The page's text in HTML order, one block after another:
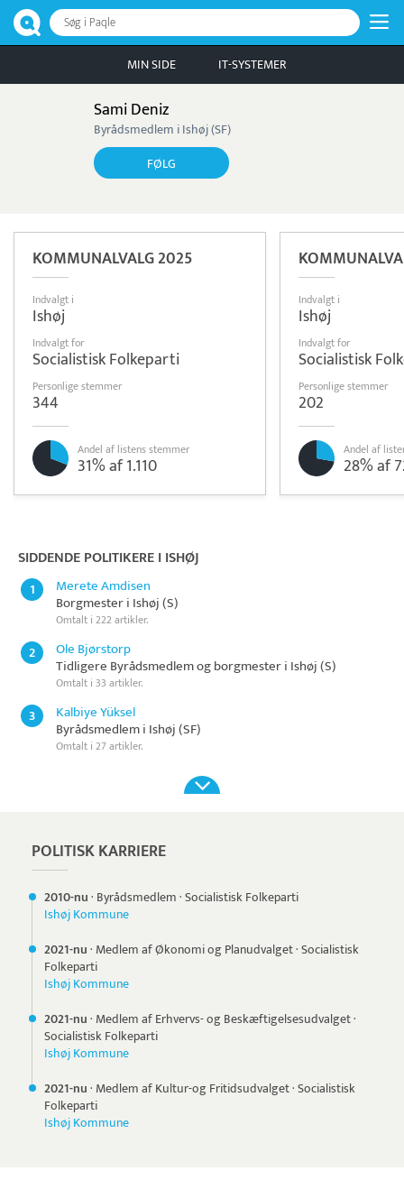
Søg i Paqle
MIN SIDE IT-SYSTEMER
Sami Deniz
Byrådsmedlem i Ishøj (SF)
FØLG
KOMMUNALVALG 2025
Indvalgt i
Ishøj
Indvalgt for
Socialistisk Folkeparti
Personlige stemmer
344
Andel af listens stemmer
31% af 1.110
Indvalgt i
Ishøj
Indvalgt for
Socialistisk
Personlige stemmer
202
Andel af
28% af
SIDDENDE POLITIKERE I ISHØJ
1 Merete Amdisen
Borgmester i Ishøj (S)
Omtalt i 222 artikler.
2 Ole Bjørstorp
Tidligere Byrådsmedlem og borgmester i Ishøj (S)
Omtalt i 33 artikler.
3 Kalbiye Yüksel
Byrådsmedlem i Ishøj (SF)
Omtalt i 27 artikler.
POLITISK KARRIERE
2010-nu· Byrådsmedlem·Socialistisk Folkeparti
Ishøj Kommune
2021-nu· Medlem af Økonomi og Planudvalget·Socialistisk
Folkeparti
Ishøj Kommune
2021-nu· Medlem af Erhvervs- og Beskæftigelsesudvalget·
Socialistisk Folkeparti
Ishøj Kommune
2021-nu· Medlem af Kultur-og Fritidsudvalget·Socialistisk
Folkeparti
Ishøj Kommune